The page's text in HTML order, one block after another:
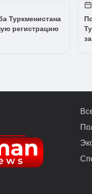
Туркменистана
регистрацию